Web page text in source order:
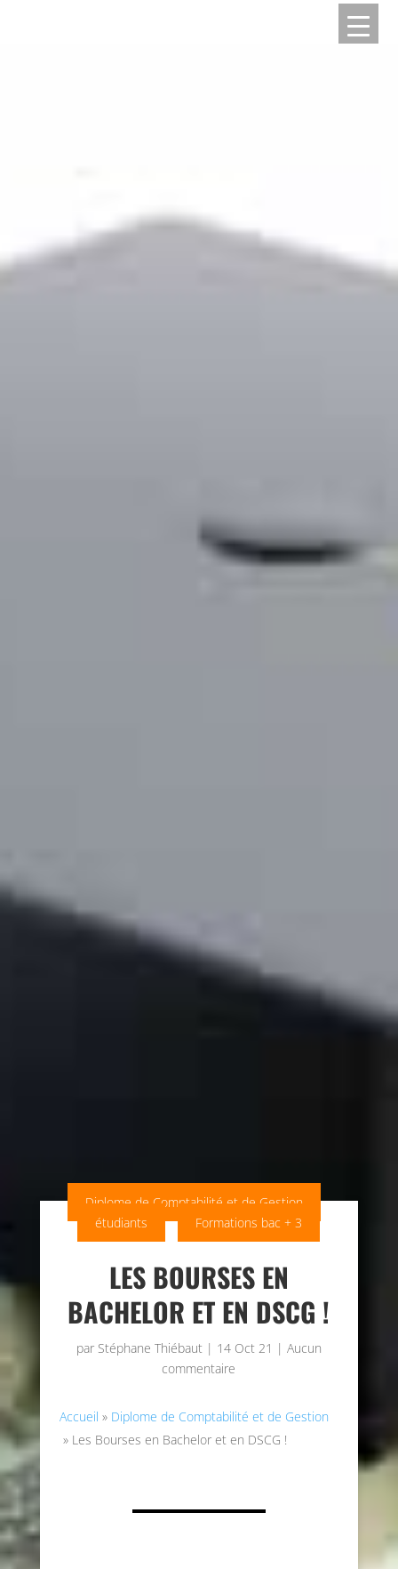
Diplome de Comptabilité et de Gestion
étudiants
Formations bac + 3
LES BOURSES EN
BACHELOR ET EN DSCG !
par Stéphane Thiébaut| 14 Oct 21 | Aucun
commentaire
Accueil » Diplome de Comptabilité et de Gestion
» Les Bourses en Bachelor et en DSCG !